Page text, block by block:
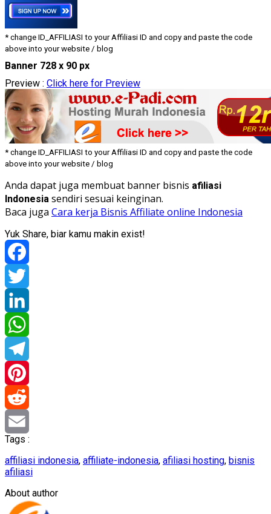
* change ID_AFFILIASI to your Affiliasi ID and copy and paste the code
above into your website / blog
Banner 728 x 90 px
Preview : Click here for Preview
* change ID_AFFILIASI to your Affiliasi ID and copy and paste the code
above into your website / blog
Anda dapat juga membuat banner bisnis afiliasi
Indonesia sendiri sesuai keinginan.
Baca juga Cara kerja Bisnis Affiliate online Indonesia
Yuk Share, biar kamu makin exist!
Facebook
Twitter
LinkedIn
WhatsApp
Telegram
Pinterest
Reddit
Email
Tags :
affiliasi indonesia, affiliate-indonesia, afiliasi hosting, bisnis
afiliasi
About author